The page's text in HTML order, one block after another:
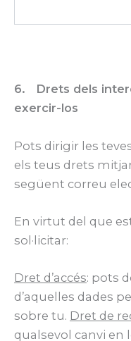
6. Drets dels
exercir-los
Pots dirigir les
els teus drets
següent correu
En virtut del que
sol·licitar:
Dret d’accés: pots
d’aquelles dades
sobre tu. Dret de
qualsevol canvi en